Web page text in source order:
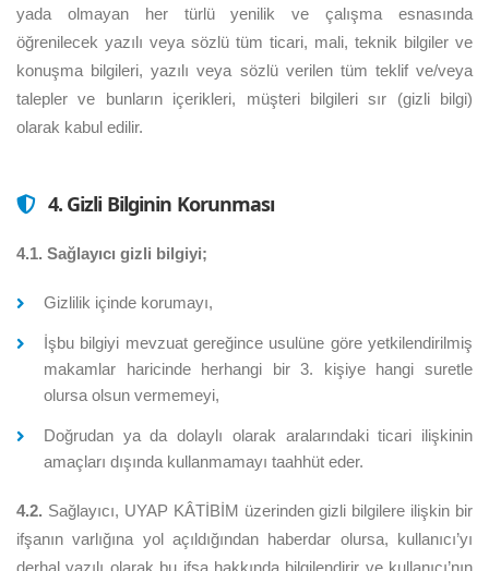
yada olmayan her türlü yenilik ve çalışma esnasında
öğrenilecek yazılı veya sözlü tüm ticari, mali, teknik bilgiler ve
konuşma bilgileri, yazılı veya sözlü verilen tüm teklif ve/veya
talepler ve bunların içerikleri, müşteri bilgileri sır (gizli bilgi)
olarak kabul edilir.
4. Gizli Bilginin Korunması
4.1. Sağlayıcı gizli bilgiyi;
Gizlilik içinde korumayı,
İşbu bilgiyi mevzuat gereğince usulüne göre yetkilendirilmiş
makamlar haricinde herhangi bir 3. kişiye hangi suretle
olursa olsun vermemeyi,
Doğrudan ya da dolaylı olarak aralarındaki ticari ilişkinin
amaçları dışında kullanmamayı taahhüt eder.
4.2. Sağlayıcı, UYAP KÂTİBİM üzerinden gizli bilgilere ilişkin bir
ifşanın varlığına yol açıldığından haberdar olursa, kullanıcı’yı
derhal yazılı olarak bu ifşa hakkında bilgilendirir ve kullanıcı’nın